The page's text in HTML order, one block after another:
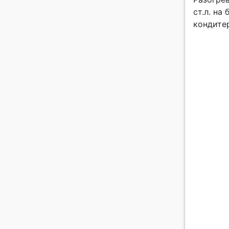
ст.л. на